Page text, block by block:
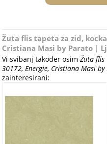
Žuta flis tapeta za zid,
Cristiana Masi by Parato |
Vi svibanj također osimŽuta flis
30172, Energie, Cristiana Masi
zainteresirani: